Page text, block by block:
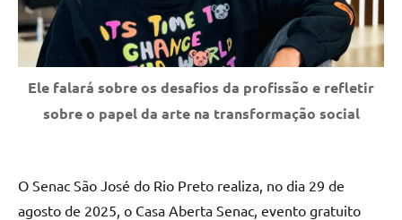
Ele falará sobre os desafios da profissão e refletir
sobre o papel da arte na transformação social
O Senac São José do Rio Preto realiza, no dia 29 de
agosto de 2025, o Casa Aberta Senac, evento gratuito